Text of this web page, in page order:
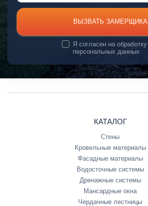
ВЫЗВАТЬ ЗАМЕРЩИКА
Я согласен наобработку
персональных данных
КАТАЛОГ
Стены
Кровельные материалы
Фасадные материалы
Водосточные системы
Дренажные системы
Мансардные окна
Чердачные лестницы